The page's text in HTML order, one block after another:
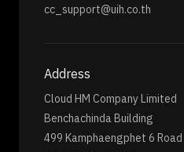
cc_support@uih.co.th
Address
Cloud HM Company Limited
Benchachinda Building
499 Kamphaengphet 6 Road